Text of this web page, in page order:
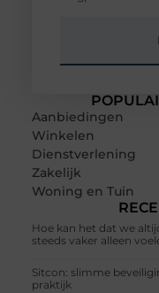
Aanbiedingen
Winkelen
Dienstverlening
Zakelijk
Woning en Tuin
Hoe kan het dat we
steeds vaker alleen
Sitcon: slimme
praktijk